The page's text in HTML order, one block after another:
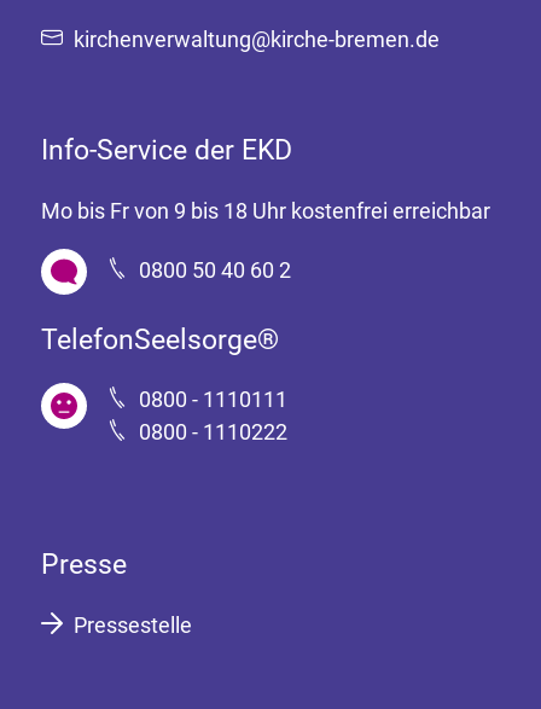
kirchenverwaltung@kirche-bremen.de
Info-Service der EKD
Mo bis Fr von 9 bis 18 Uhr kostenfrei erreichbar
0800 50 40 60 2
TelefonSeelsorge®
0800 - 1110111
0800 - 1110222
Presse
Pressestelle